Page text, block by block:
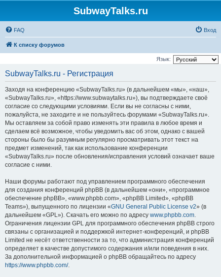
SubwayTalks.ru
FAQ Вход
К списку форумов
Язык:
SubwayTalks.ru - Регистрация
Заходя на конференцию «SubwayTalks.ru» (в дальнейшем «мы», «наш»,
«SubwayTalks.ru», «https://www.subwaytalks.ru»), вы подтверждаете своё
согласие со следующими условиями. Если вы не согласны с ними,
пожалуйста, не заходите и не пользуйтесь форумами «SubwayTalks.ru».
Мы оставляем за собой право изменять эти правила в любое время и
сделаем всё возможное, чтобы уведомить вас об этом, однако с вашей
стороны было бы разумным регулярно просматривать этот текст на
предмет изменений, так как использование конференции
«SubwayTalks.ru» после обновления/исправления условий означает ваше
согласие с ними.
Наши форумы работают под управлением программного обеспечения
для создания конференций phpBB (в дальнейшем «они», «программное
обеспечение phpBB», «www.phpbb.com», «phpBB Limited», «phpBB
Teams»), выпущенного по лицензии «GNU General Public License v2» (в
дальнейшем «GPL»). Скачать его можно по адресу www.phpbb.com.
Ограничения лицензии GPL для программного обеспечения phpBB строго
связаны с организацией и поддержкой интернет-конференций, и phpBB
Limited не несёт ответственности за то, что администрация конференций
определяет в качестве допустимого содержания и/или поведения в них.
За дополнительной информацией о phpBB обращайтесь по адресу
https://www.phpbb.com/.